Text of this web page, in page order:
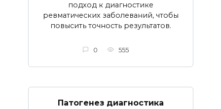
подход к диагностике
ревматических заболеваний, чтобы
повысить точность результатов.
0 555
Патогенез диагностика